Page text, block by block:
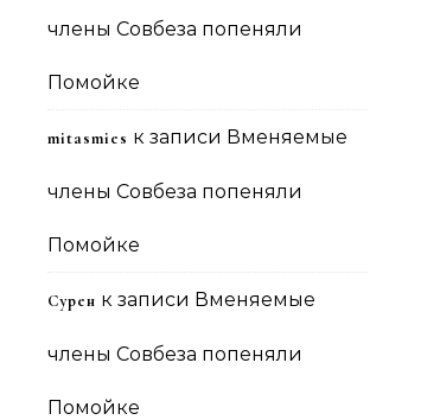
члены Совбеза попеняли
Помойке
mitasmies к записи Вменяемые
члены Совбеза попеняли
Помойке
Сурен к записи Вменяемые
члены Совбеза попеняли
Помойке